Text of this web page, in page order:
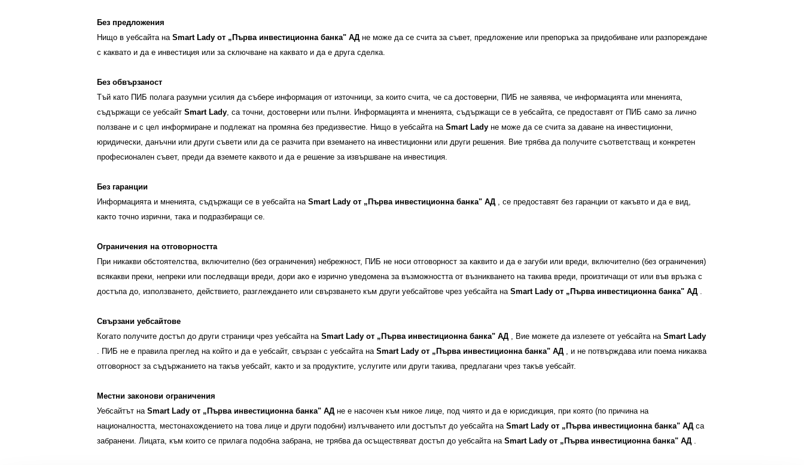
Без предложения
Нищо в уебсайта на Smart Lady от „Първа инвестиционна банка" АД не може да се счита за съвет, предложение или препоръка за придобиване или разпореждане
с каквато и да е инвестиция или за сключване на каквато и да е друга сделка.
Без обвързаност
Тъй като ПИБ полага разумни усилия да събере информация от източници, за които счита, че са достоверни, ПИБ не заявява, че информацията или мненията,
съдържащи се уебсайт Smart Lady, са точни, достоверни или пълни. Информацията и мненията, съдържащи се в уебсайта, се предоставят от ПИБ само за лично
ползване и с цел информиране и подлежат на промяна без предизвестие. Нищо в уебсайта на Smart Ladyне може да се счита за даване на инвестиционни,
юридически, данъчни или други съвети или да се разчита при вземането на инвестиционни или други решения. Вие трябва да получите съответстващ и конкретен
професионален съвет, преди да вземете каквото и да е решение за извършване на инвестиция.
Без гаранции
Информацията и мненията, съдържащи се в уебсайта на Smart Lady от „Първа инвестиционна банка" АД , се предоставят без гаранции от какъвто и да е вид,
както точно изрични, така и подразбиращи се.
Ограничения на отговорността
При никакви обстоятелства, включително (без ограничения) небрежност, ПИБ не носи отговорност за каквито и да е загуби или вреди, включително (без ограничения)
всякакви преки, непреки или последващи вреди, дори ако е изрично уведомена за възможността от възникването на такива вреди, произтичащи от или във връзка с
достъпа до, използването, действието, разглеждането или свързването към други уебсайтове чрез уебсайта на Smart Lady от „Първа инвестиционна банка" АД .
Свързани уебсайтове
Когато получите достъп до други страници чрез уебсайта на Smart Lady от „Първа инвестиционна банка" АД , Вие можете да излезете от уебсайта на Smart Lady
. ПИБ не е правила преглед на който и да е уебсайт, свързан с уебсайта на Smart Lady от „Първа инвестиционна банка" АД , и не потвърждава или поема никаква
отговорност за съдържанието на такъв уебсайт, както и за продуктите, услугите или други такива, предлагани чрез такъв уебсайт.
Местни законови ограничения
Уебсайтът на Smart Lady от „Първа инвестиционна банка" АД не е насочен към никое лице, под чиято и да е юрисдикция, при която (по причина на
националността, местонахождението на това лице и други подобни) излъчването или достъпът до уебсайта на Smart Lady от „Първа инвестиционна банка" АД са
забранени. Лицата, към които се прилага подобна забрана, не трябва да осъществяват достъп до уебсайта на Smart Lady от „Първа инвестиционна банка" АД .